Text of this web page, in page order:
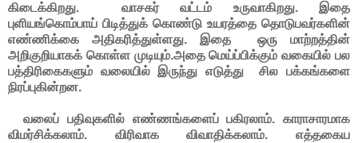
கிடைக்கிறது. வாசகர் வட்டம் உருவாகிறது. இதை
புளியங்கொம்பாய் பிடித்துக் கொண்டு உயரத்தை தொடுபவர்களின்
எண்ணிக்கை அதிகரித்துள்ளது. இதை ஒரு மாற்றத்தின்
அறிகுறியாகக் கொள்ள முடியும்.அதை மெய்ப்பிக்கும் வகையில் பல
பத்திரிகைகளும் வலையில் இருந்து எடுத்து சில பக்கங்களை
நிரப்புகின்றன.
வலைப் பதிவுகளில் எண்ணங்களைப் பகிரலாம். காராசாரமாக
விமர்சிக்கலாம். விரிவாக விவாதிக்கலாம். எத்தகைய